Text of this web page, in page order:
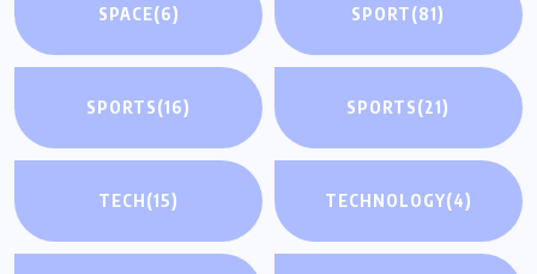
SPACE(6) SPORT(81)
SPORTS(16) SPORTS(21)
TECH(15) TECHNOLOGY(4)